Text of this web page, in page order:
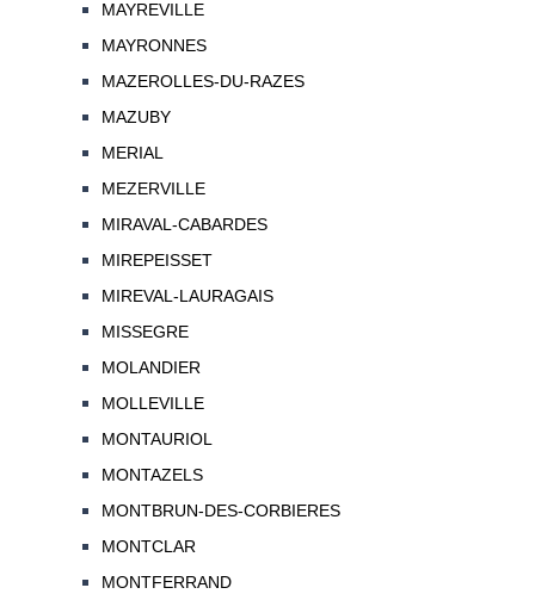
MAYREVILLE
MAYRONNES
MAZEROLLES-DU-RAZES
MAZUBY
MERIAL
MEZERVILLE
MIRAVAL-CABARDES
MIREPEISSET
MIREVAL-LAURAGAIS
MISSEGRE
MOLANDIER
MOLLEVILLE
MONTAURIOL
MONTAZELS
MONTBRUN-DES-CORBIERES
MONTCLAR
MONTFERRAND